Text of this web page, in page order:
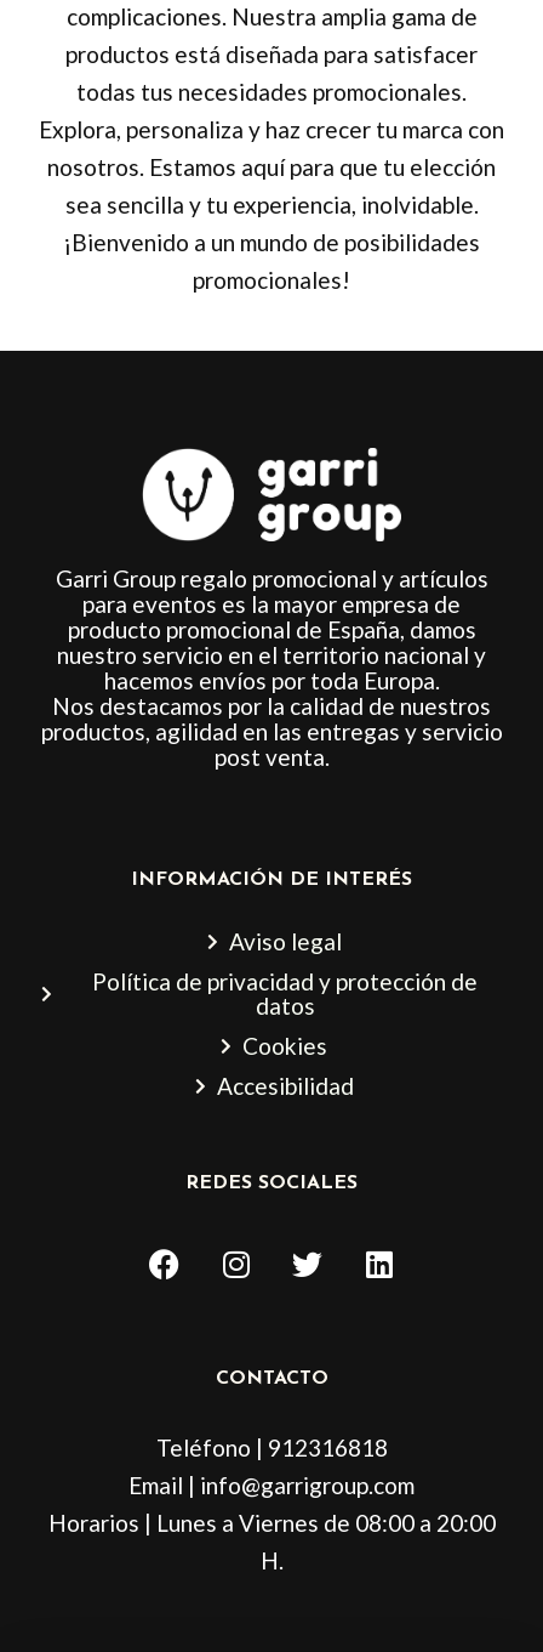
complicaciones. Nuestra amplia gama de
productos está diseñada para satisfacer
todas tus necesidades promocionales.
Explora, personaliza y haz crecer tu marca con
nosotros. Estamos aquí para que tu elección
sea sencilla y tu experiencia, inolvidable.
¡Bienvenido a un mundo de posibilidades
promocionales!
Garri Group regalo promocional y artículos
para eventos es la mayor empresa de
producto promocional de España, damos
nuestro servicio en el territorio nacional y
hacemos envíos por toda Europa.
Nos destacamos por la calidad de nuestros
productos, agilidad en las entregas y servicio
post venta.
INFORMACIÓN DE INTERÉS
Aviso legal
Política de privacidad y protección de
datos
Cookies
Accesibilidad
REDES SOCIALES
F
a
k
I
n
a
a
m
T
w
t
L
i
n
CONTACTO
Teléfono | 912316818
Email | info@garrigroup.com
Horarios | Lunes a Viernes de 08:00 a 20:00
H.